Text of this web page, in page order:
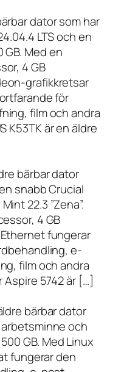
dator som har
LTS och en
GB. Med en
4 GB
grafikkretsar
för
film och andra
K53TK är en äldre
bärbar dator
snabb Crucial
22.3 ”Zena”.
4 GB
fungerar
e-
film och andra
5742 är […]
bärbar dator
och
GB. Med Linux
fungerar den